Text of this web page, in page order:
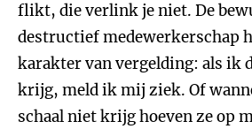
flikt, die verlink je niet. De
destructief medewerkerschap
karakter van vergelding: als ik
krijg, meld ik mij ziek. Of
schaal niet krijg hoeven ze op